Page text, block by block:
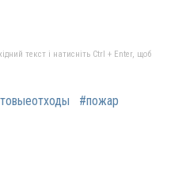
текст і натисніть Ctrl + Enter, щоб
#пожар